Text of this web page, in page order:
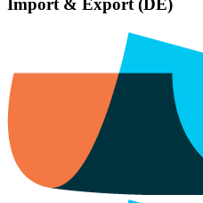
Import & Export (DE)